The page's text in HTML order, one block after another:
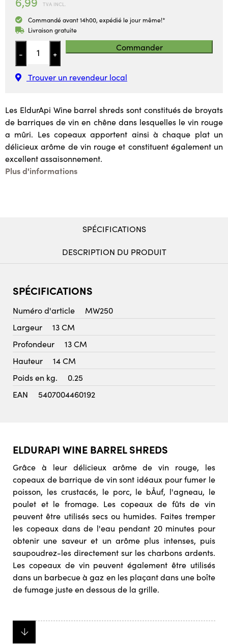
TVA INCL.
Commandé avant 14h00, expédié le jour même!*
Livraison gratuite
- +
Commander
Trouver un revendeur local
Les EldurApi Wine barrel shreds sont constitués de broyats
de barriques de vin en chêne dans lesquelles le vin rouge
a mûri. Les copeaux apportent ainsi à chaque plat un
délicieux arôme de vin rouge et constituent également un
excellent assaisonnement.
Plus d'informations
SPÉCIFICATIONS
DESCRIPTION DU PRODUIT
SPÉCIFICATIONS
Numéro d'article
MW250
Largeur
13 CM
Profondeur
13 CM
Hauteur
14 CM
Poids en kg.
0.25
EAN
5407004460192
ELDURAPI WINE BARREL SHREDS
Grâce à leur délicieux arôme de vin rouge, les
copeaux de barrique de vin sont idéaux pour fumer le
poisson, les crustacés, le porc, le bÅuf, l'agneau, le
poulet et le fromage. Les copeaux de fûts de vin
peuvent être utilisés secs ou humides. Faites tremper
les copeaux dans de l'eau pendant 20 minutes pour
obtenir une saveur et un arôme plus intenses, puis
saupoudrez-les directement sur les charbons ardents.
Les copeaux de vin peuvent également être utilisés
dans un barbecue à gaz en les plaçant dans une boîte
de fumage juste en dessous de la grille.